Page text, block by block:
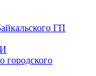
ГП
городского